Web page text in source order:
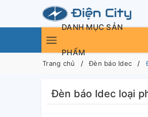
DANH MỤC SẢN
PHẨM
Trang chủ Đèn báo Idec
Đèn báo Idec loại